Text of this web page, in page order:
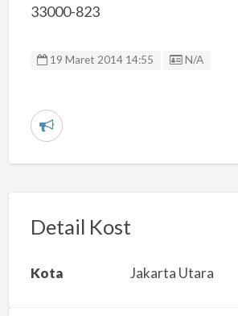
33000-823
19 Maret 2014 14:55 Listing ID
N/A
L
r
a
Detail Kost
Kota Jakarta Utara